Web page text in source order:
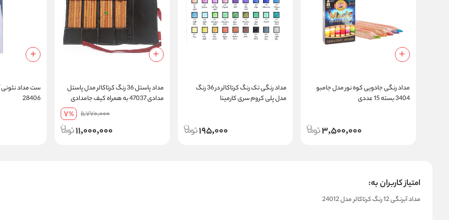
مداد رنگی جادویی کوه نور مدل جامبو
3404 بسته 15 عددی
3,500,000
مداد رنگی تک رنگ کرتاکالر در 36 رنگ
مدل پلی کروم سری کارمینا
195,000
مداد پاستل 36 رنگ کرتاکالر مدل پاستل
مدادی 47037 به همراه کیف جامدادی
11,770,000
7%
11,000,000
ست مداد نئونی
28406
امتیاز کاربران به:
مداد آبرنگی 12 رنگ کرتاکالر مدل 24012